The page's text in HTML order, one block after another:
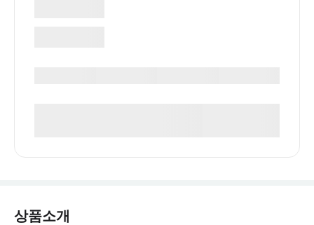
상품소개